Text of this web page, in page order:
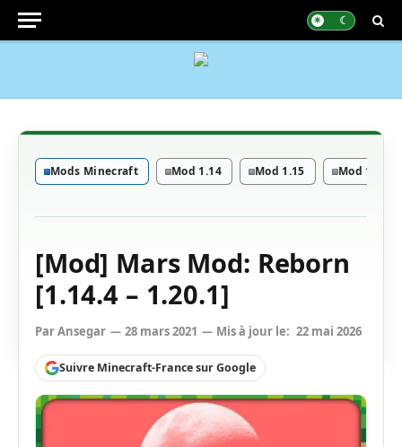
Mods Minecraft Mod 1.14 Mod 1.15 Mod 1.16 -
[Mod] Mars Mod: Reborn
[1.14.4 – 1.20.1]
ParAnsegar 28 mars 2021 Mis à jour le: 22 mai 2026
Suivre Minecraft-France sur Google